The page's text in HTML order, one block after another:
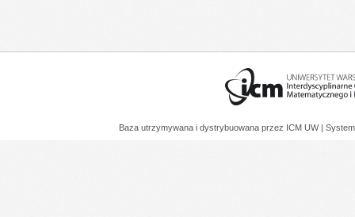
Baza utrzymywana i dystrybuowana przez ICM UW |